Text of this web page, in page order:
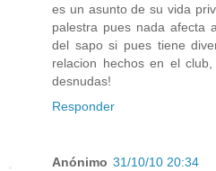
es un asunto de su vida
palestra pues nada afecta
del sapo si pues tiene
relacion hechos en el
desnudas!
Responder
Anónimo 31/10/10 20:34